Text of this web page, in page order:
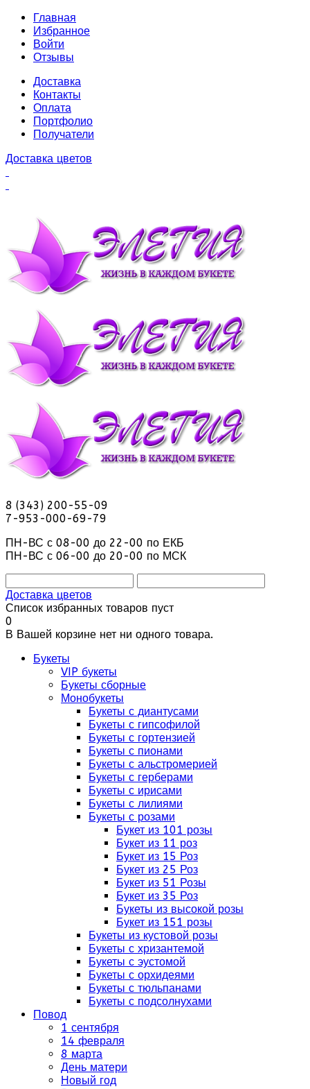
Главная
Избранное
Войти
Отзывы
Доставка
Контакты
Оплата
Портфолио
Получатели
Доставка цветов
8 (343) 200-55-09
7-953-000-69-79
ПН-ВС с 08-00 до 22-00 по ЕКБ
ПН-ВС с 06-00 до 20-00 по МСК
Доставка цветов
Список избранных товаров пуст
0
В Вашей корзине нет ни одного товара.
Букеты
VIP букеты
Букеты сборные
Монобукеты
Букеты с диантусами
Букеты с гипсофилой
Букеты с гортензией
Букеты с пионами
Букеты с альстромерией
Букеты с герберами
Букеты с ирисами
Букеты с лилиями
Букеты с розами
Букет из 101 розы
Букет из 11 роз
Букет из 15 Роз
Букет из 25 Роз
Букет из 51 Розы
Букет из 35 Роз
Букеты из высокой розы
Букет из 151 розы
Букеты из кустовой розы
Букеты с хризантемой
Букеты с эустомой
Букеты с орхидеями
Букеты с тюльпанами
Букеты с подсолнухами
Повод
1 сентября
14 февраля
8 марта
День матери
Новый год